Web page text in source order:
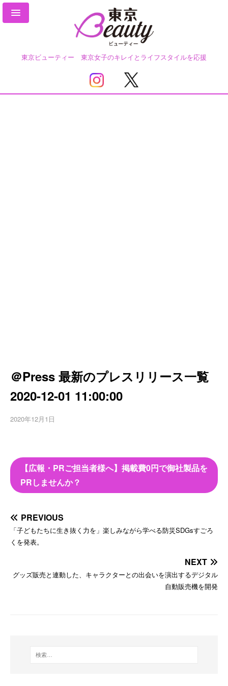
東京ビューティー 東京女子のキレイとライフスタイルを応援
＠Press 最新のプレスリリース一覧
2020-12-01 11:00:00
2020年12月1日
【広報・PRご担当者様へ】掲載費0円で御社製品を
PRしませんか？
PREVIOUS
「子どもたちに生き抜く力を」楽しみながら学べる防災SDGsすごろ
くを発表。
NEXT
グッズ販売と連動した、キャラクターとの出会いを演出するデジタル
自動販売機を開発